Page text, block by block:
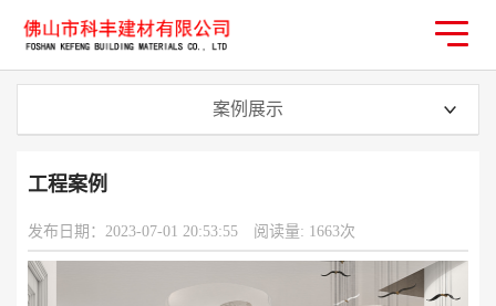
案例展示
工程案例
发布日期：2023-07-01 20:53:55 阅读量: 1663次